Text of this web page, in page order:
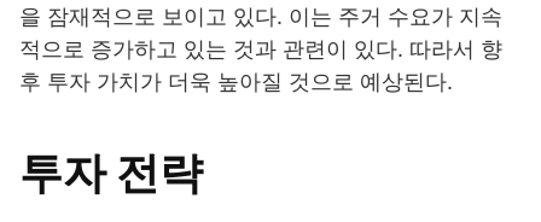
을 잠재적으로 보이고 있다. 이는 주거 수요가 지속
적으로 증가하고 있는 것과 관련이 있다. 따라서 향
후 투자 가치가 더욱 높아질 것으로 예상된다.
투자 전략